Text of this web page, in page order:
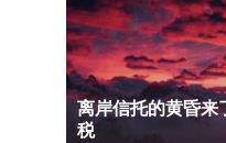
离岸信托的黄昏来
税